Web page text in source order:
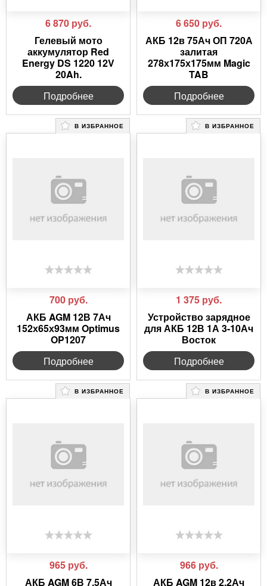
6 870 руб.
Гелевый мото
аккумулятор Red
Energy DS 1220 12V
20Ah.
Подробнее
6 650 руб.
АКБ 12в 75Ач ОП 720А
залитая
278х175х175мм Magic
TAB
Подробнее
В ИЗБРАННОЕ
700 руб.
АКБ AGM 12В 7Ач
152х65х93мм Optimus
OP1207
Подробнее
В ИЗБРАННОЕ
1 375 руб.
Устройство зарядное
для АКБ 12В 1А 3-10Ач
Восток
Подробнее
В ИЗБРАННОЕ
965 руб.
АКБ AGM 6В 7,5Ач
В ИЗБРАННОЕ
966 руб.
АКБ AGM 12в 2,2Ач